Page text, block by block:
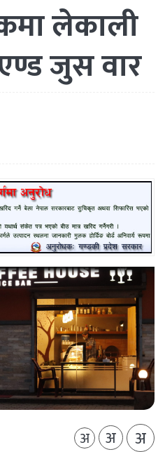
लेकाली
जुस वार
अ अ अ